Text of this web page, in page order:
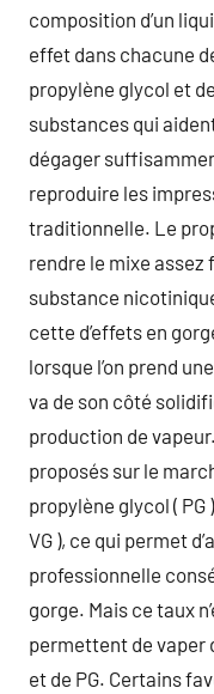
composition d’un
effet dans chacune
propylène glycol et
substances qui
dégager
reproduire les
traditionnelle. Le
rendre le mixe assez
substance
cette d’effets en
lorsque l’on prend
va de son côté
production de
proposés sur le
propylène glycol (
VG ), ce qui permet
professionnelle
gorge. Mais ce taux
permettent de vaper
et de PG. Certains